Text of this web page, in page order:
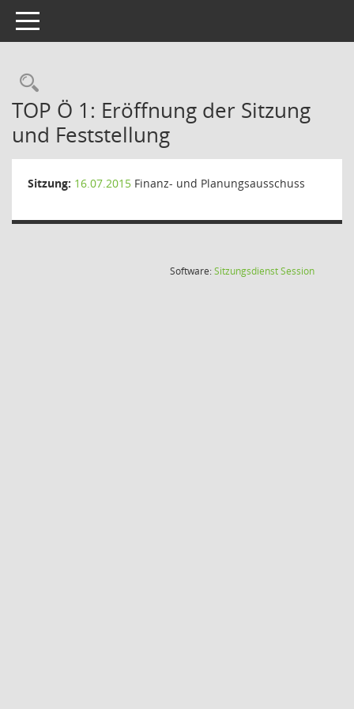
Toggle navigation
Rechercheauswahl
TOP Ö 1: Eröffnung der Sitzung
und Feststellung
Sitzung: 16.07.2015 Finanz- und Planungsausschuss
Software:SitzungsdienstSession(Wird in